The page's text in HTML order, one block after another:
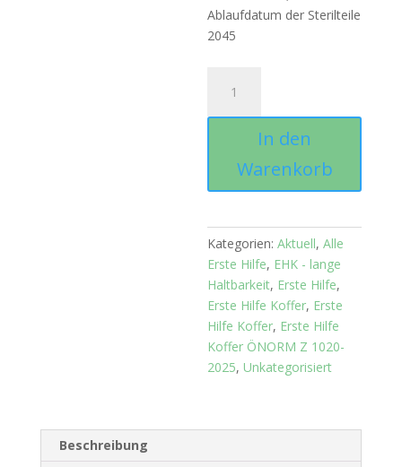
Ablaufdatum der Sterilteile
2045
Koffer
orange
2025
-
Sterilteile
2045
Menge
In den
Warenkorb
Kategorien:Aktuell,Alle
Erste Hilfe, EHK - lange
Haltbarkeit, Erste Hilfe,
Erste Hilfe Koffer, Erste
Hilfe Koffer, Erste Hilfe
Koffer ÖNORM Z 1020-
2025, Unkategorisiert
Beschreibung